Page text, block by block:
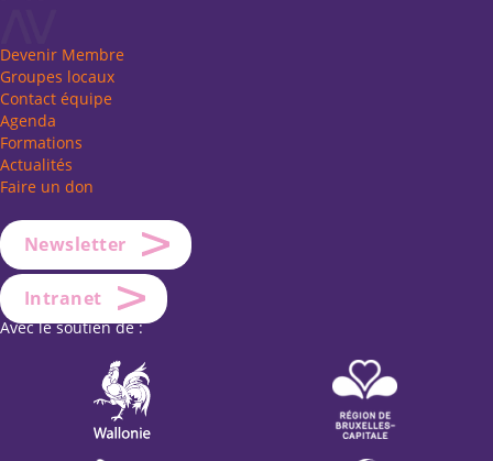
Devenir Membre
Groupes locaux
Contact équipe
Agenda
Formations
Actualités
Faire un don
Newsletter
Intranet
Avec le soutien de :